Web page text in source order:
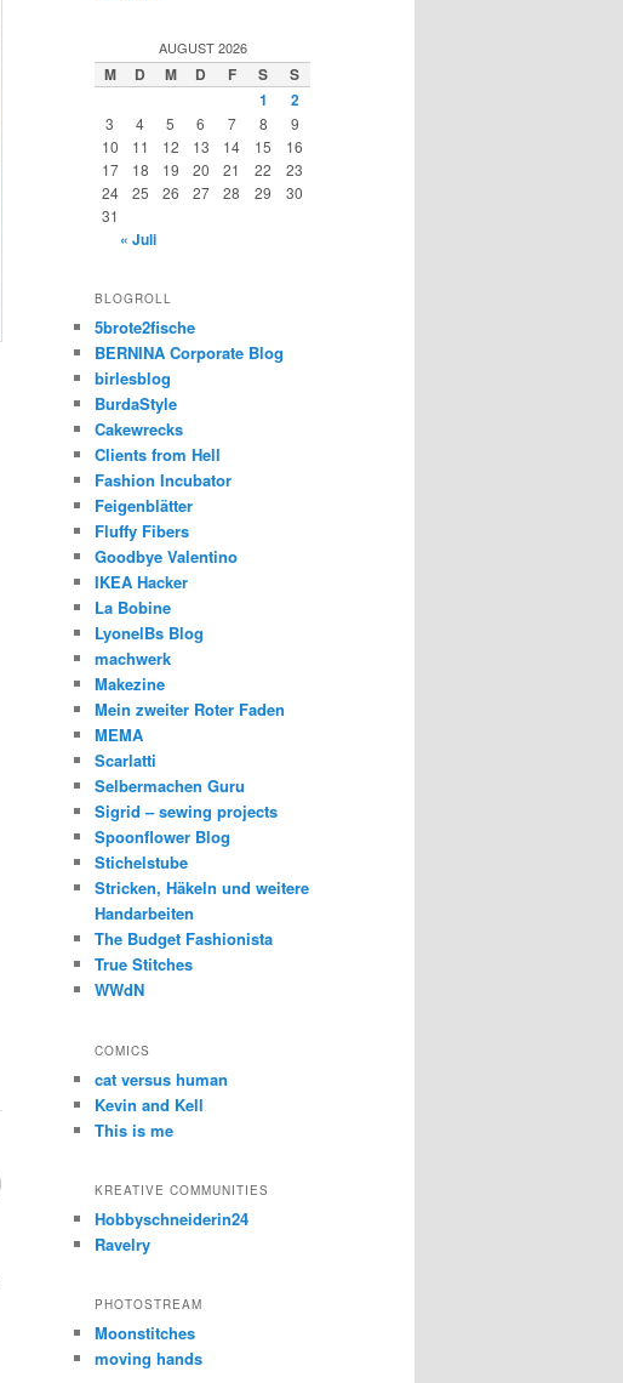
AUGUST 2026
M D M D F S
S
1
2
3 4 5 6 7 8
9
10
11 12 13 14 15
16
17
18 19 20 21 22
23
24
25 26 27 28 29
30
31
« Juli
BLOGROLL
5brote2fische
BERNINA Corporate Blog
birlesblog
BurdaStyle
Cakewrecks
Clients from Hell
Fashion Incubator
Feigenblätter
Fluffy Fibers
Goodbye Valentino
IKEA Hacker
La Bobine
LyonelBs Blog
machwerk
Makezine
Mein zweiter Roter Faden
MEMA
Scarlatti
Selbermachen Guru
Sigrid – sewing projects
Spoonflower Blog
Stichelstube
Stricken, Häkeln und weitere
Handarbeiten
The Budget Fashionista
True Stitches
WWdN
COMICS
cat versus human
Kevin and Kell
This is me
KREATIVE COMMUNITIES
Hobbyschneiderin24
Ravelry
PHOTOSTREAM
Moonstitches
moving hands